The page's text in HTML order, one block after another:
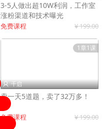
3-5人做出超10W利润，工作室
涨粉渠道和技术曝光
免费课程 ¥ 199.00
1章1课
 千启
卖一天5道题，卖了32万多！
免费课程 ¥ 199.00